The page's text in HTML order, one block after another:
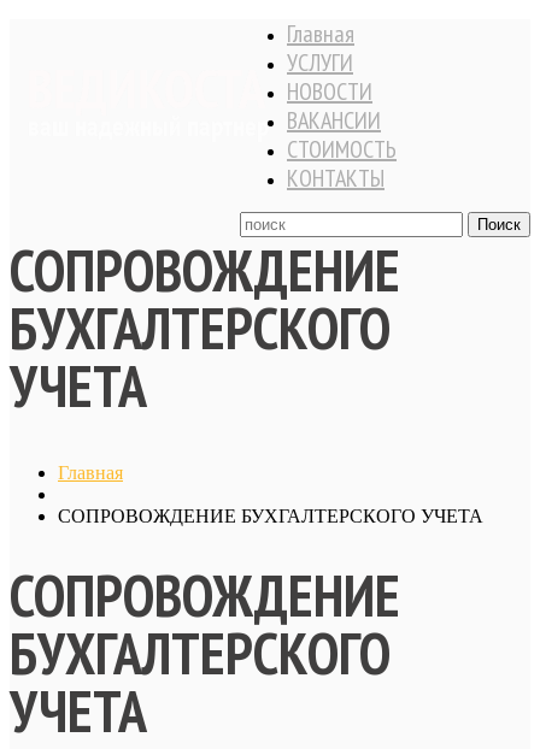
Главная
УСЛУГИ
НОВОСТИ
ВАКАНСИИ
СТОИМОСТЬ
КОНТАКТЫ
СОПРОВОЖДЕНИЕ
БУХГАЛТЕРСКОГО
УЧЕТА
Главная
СОПРОВОЖДЕНИЕ БУХГАЛТЕРСКОГО УЧЕТА
СОПРОВОЖДЕНИЕ
БУХГАЛТЕРСКОГО
УЧЕТА